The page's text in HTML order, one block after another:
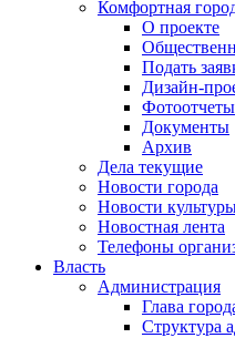
Комфортная
О проекте
Подать
Дизайн-
Фотоотчеты
Документы
Архив
Дела текущие
Новости города
Новости
Новостная лента
Телефоны
Власть
Администрация
Глава
Структура